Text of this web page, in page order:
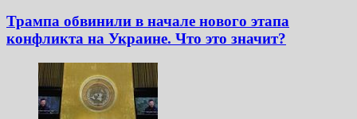
Трампа обвинили в начале нового этапа
конфликта на Украине. Что это значит?